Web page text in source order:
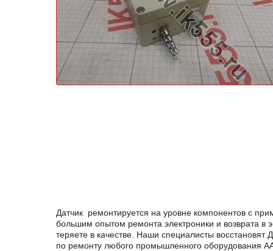
Датчик ремонтируется на уровне компонентов с
большим опытом ремонта электроники и возврата
теряете в качестве. Наши специалисты
по ремонту любого промышленного оборудования